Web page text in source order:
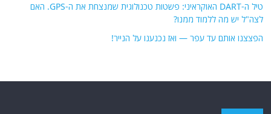
טיל ה-DART האוקראיני: פשטות טכנולוגית שמנצחת את ה-GPS. האם
לצה"ל יש מה ללמוד ממנו?
הפצצנו אותם עד עפר — ואז נכנענו על הנייר!